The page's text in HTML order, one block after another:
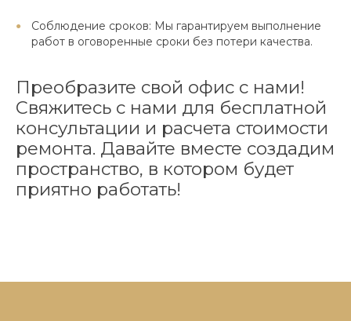
Соблюдение сроков: Мы гарантируем выполнение
работ в оговоренные сроки без потери качества.
Преобразите свой офис с нами!
Свяжитесь с нами для бесплатной
консультации и расчета стоимости
ремонта. Давайте вместе создадим
пространство, в котором будет
приятно работать!